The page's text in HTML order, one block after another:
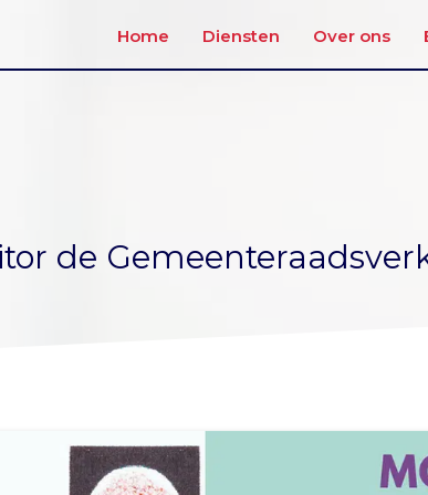
Home Diensten Over ons
de